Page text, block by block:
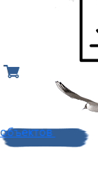
объектов